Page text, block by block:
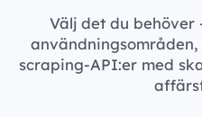
Välj det du
scraping-API:er med